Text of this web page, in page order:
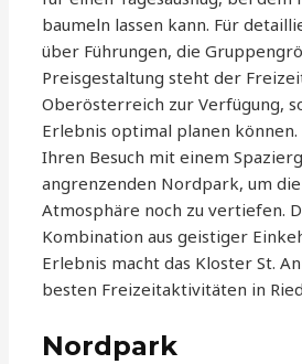
baumeln lassen kann. Für
über Führungen, die
Preisgestaltung steht der
Oberösterreich zur Verfügung,
Erlebnis optimal planen
Ihren Besuch mit einem
angrenzenden Nordpark, um
Atmosphäre noch zu vertiefen.
Kombination aus geistiger
Erlebnis macht das Kloster St.
besten Freizeitaktivitäten in
Nordpark